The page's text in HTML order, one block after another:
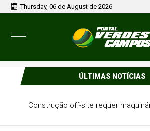
Thursday, 06 de August de 2026
ÚLTIMAS NOTÍCIAS
Construção off-site requer